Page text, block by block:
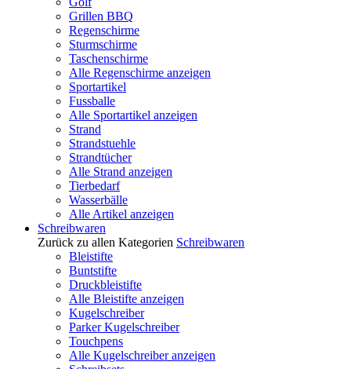
Grillen BBQ
Regenschirme
Sturmschirme
Taschenschirme
Alle Regenschirme anzeigen
Sportartikel
Fussballe
Alle Sportartikel anzeigen
Strand
Strandstuehle
Strandtücher
Alle Strand anzeigen
Tierbedarf
Wasserbälle
Alle Artikel anzeigen
Schreibwaren
Zurück zu allen Kategorien Schreibwaren
Bleistifte
Buntstifte
Druckbleistifte
Alle Bleistifte anzeigen
Kugelschreiber
Parker Kugelschreiber
Touchpens
Alle Kugelschreiber anzeigen